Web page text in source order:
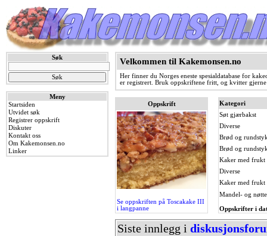
Søk
Meny
Startsiden
Utvidet søk
Registrer oppskrift
Diskuter
Kontakt oss
Om Kakemonsen.no
Linker
Velkommen til Kakemonsen.no
Her finner du Norges eneste spesialdatabase for
er registrert. Bruk oppskriftene fritt, og kvitter
Oppskrift
Se oppskriften på Toscakake III
i langpanne
Kategori
Søt gjærbakst
Diverse
Brød og
Brød og
Kaker med
Diverse
Kaker med
Mandel- og
Oppskrifter i
Siste innlegg i